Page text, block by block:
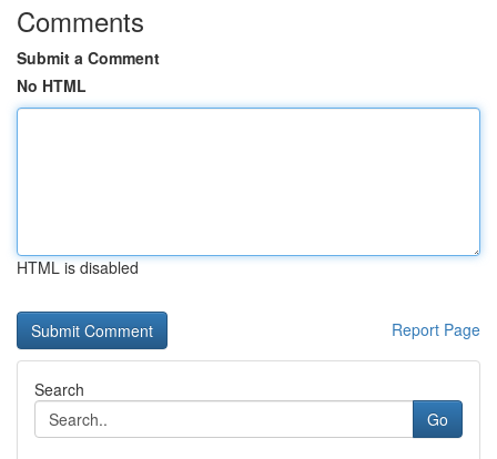
Comments
Submit a Comment
No HTML
HTML is disabled
Report Page
Search
Go